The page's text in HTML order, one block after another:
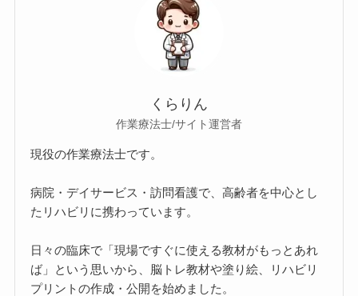
くらりん
作業療法士/サイト運営者
現役の作業療法士です。
病院・デイサービス・訪問看護で、高齢者を中心とし
たリハビリに携わっています。
日々の臨床で「現場ですぐに使える教材がもっとあれ
ば」という思いから、脳トレ教材や塗り絵、リハビリ
プリントの作成・公開を始めました。